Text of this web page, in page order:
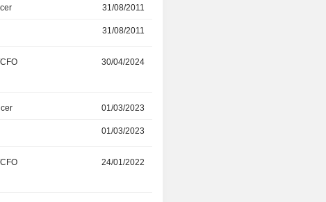
31/08/2011
31/08/2011
30/04/2024
01/03/2023
01/03/2023
24/01/2022